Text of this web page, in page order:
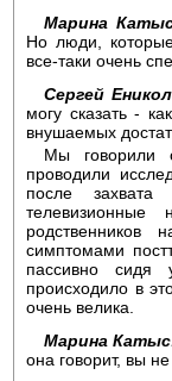
Марина
Но люди,
все-таки очень
Сергей
могу сказать -
внушаемых
Мы говорили
проводили
после
симптомами
пассивно сидя
происходило в
очень велика.
Марина
она говорит, вы